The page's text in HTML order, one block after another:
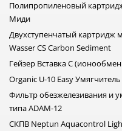
Полипропиленовый
Миди
Двухступенчатый картридж
Wasser CS Carbon Sediment
Гейзер Вставка С
Organic U-10 Easy
Фильтр обезжелезивания и
типа ADAM-12
СКПВ Neptun Aquacontrol